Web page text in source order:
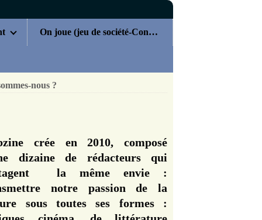
On joue (jeu de société-Concours)
nous ?
crée en 2010, composé
dizaine de rédacteurs qui
la même envie :
notre passion de la
sous toutes ses formes :